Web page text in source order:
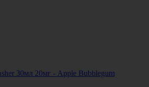
30мл 20мг - Apple Bubblegum